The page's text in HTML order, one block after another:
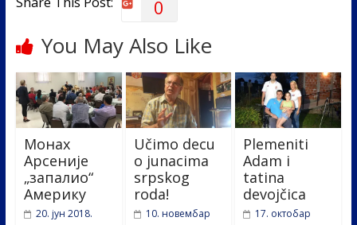
0
You May Also Like
Монах
Арсеније
„запалио“
Америку
20. јун 2018.
Učimo decu
o junacima
srpskog
roda!
10. новембар
Plemeniti
Adam i
tatina
devojčica
17. октобар